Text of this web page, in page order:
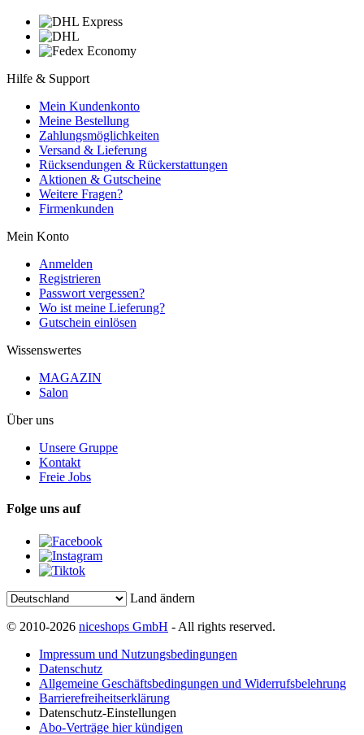
Hilfe & Support
Mein Kundenkonto
Meine Bestellung
Zahlungsmöglichkeiten
Versand & Lieferung
Rücksendungen & Rückerstattungen
Aktionen & Gutscheine
Weitere Fragen?
Firmenkunden
Mein Konto
Anmelden
Registrieren
Passwort vergessen?
Wo ist meine Lieferung?
Gutschein einlösen
Wissenswertes
MAGAZIN
Salon
Über uns
Unsere Gruppe
Kontakt
Freie Jobs
Folge uns auf
Land ändern
© 2010-2026 niceshops GmbH - All rights reserved.
Impressum und Nutzungsbedingungen
Datenschutz
Allgemeine Geschäftsbedingungen und Widerrufsbelehrung
Barrierefreiheitserklärung
Datenschutz-Einstellungen
Abo-Verträge hier kündigen